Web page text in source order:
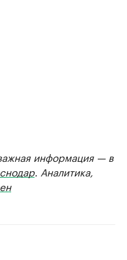
информация — в
. Аналитика,